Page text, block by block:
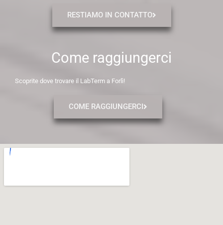
RESTIAMO IN CONTATTO
Come raggiungerci
Scoprite dove trovare il LabTerm a Forlì!
COME RAGGIUNGERCI